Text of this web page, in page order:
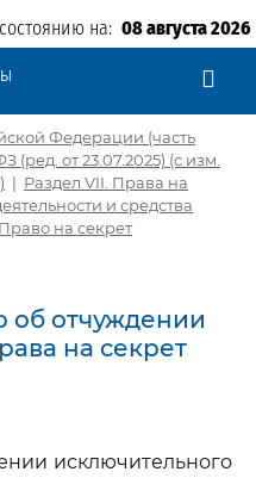
на: 08 августа 2026
Федерации (часть
(ред. от 23.07.2025) (с изм.
| Раздел VII. Права на
и средства
на секрет
об отчуждении
на секрет
исключительного